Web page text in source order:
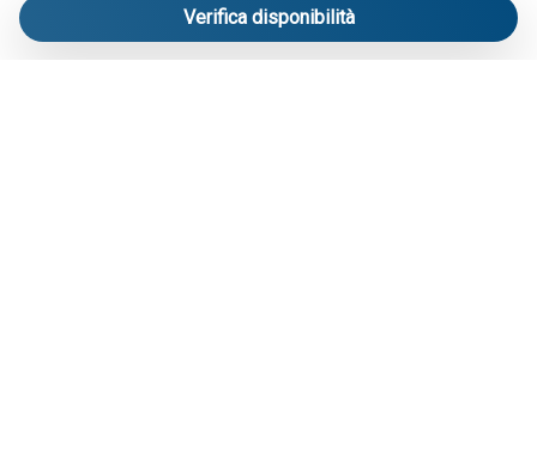
Verifica disponibilità
Riceviamo solo su appuntamento:
Via Mameli 103/A Lido di Jesolo – Venezia